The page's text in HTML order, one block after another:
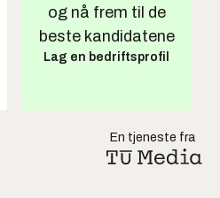
og nå frem til de
beste kandidatene
Lag en bedriftsprofil
En tjeneste fra